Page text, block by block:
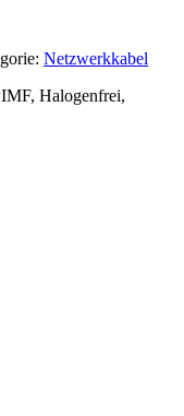
Netzwerkkabel
Halogenfrei,